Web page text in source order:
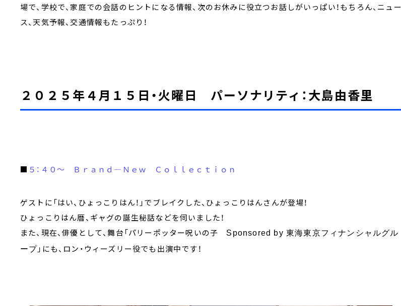
場で、学校で、家庭での会話のヒントになる情報、次のお休みに役立つお話しがいっぱい！もちろん、ニュー
ス、天気予報、交通情報もたっぷり！
２０２５年４月１５日・火曜日 パーソナリティ：大島由香里
■ ５：４０～ Ｂｒａｎｄ―Ｎｅｗ Ｃｏｌｌｅｃｔｉｏｎ
ゲストに「はい、ひょっこりはん！」でブレイクした、ひょっこりはんさんが登場！
ひょっこりはん暦、ギャグの誕生秘話などを伺いました！
また、現在、俳優として、舞台「パリーポッター呪いの子
Sponsored by東海東京フィナンシャルグル
ープ 」にも、ロン・ウィーズリー役でも出演中です！